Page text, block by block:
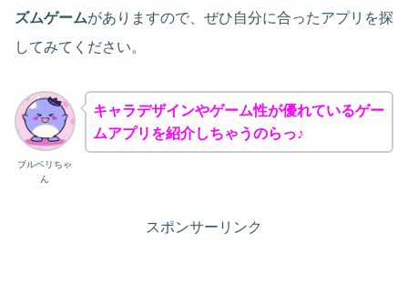
ズムゲームがありますので、ぜひ自分に合ったアプリを探
してみてください。
ブルベリちゃ
ん
キャラデザインやゲーム性が優れているゲー
ムアプリを紹介しちゃうのらっ♪
スポンサーリンク